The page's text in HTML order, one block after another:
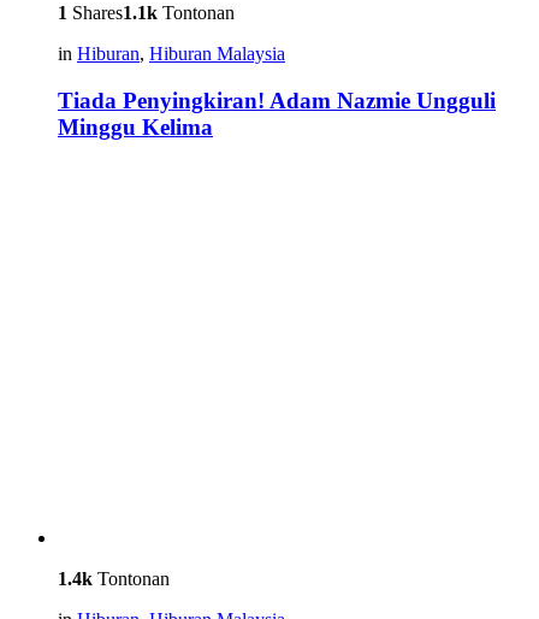
1 Shares1.1k Tontonan
in Hiburan, Hiburan Malaysia
Tiada Penyingkiran! Adam Nazmie Ungguli
Minggu Kelima
1.4k Tontonan